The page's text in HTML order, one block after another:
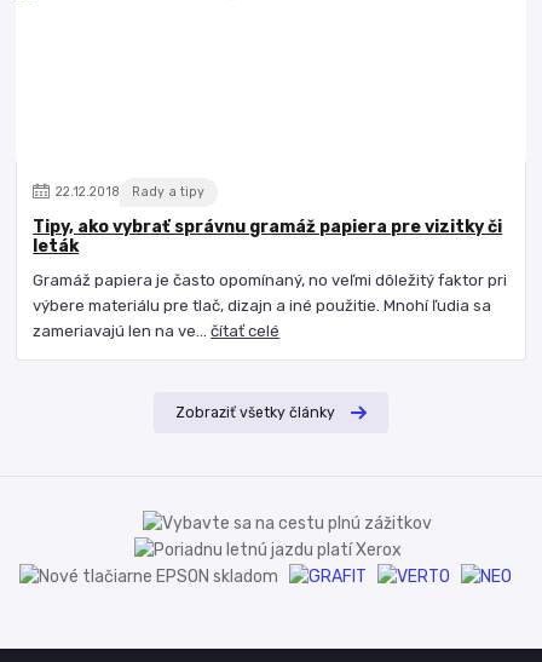
22.12.2018 Rady a tipy
Tipy, ako vybrať správnu gramáž papiera pre vizitky či
leták
Gramáž papiera je často opomínaný, no veľmi dôležitý faktor pri
výbere materiálu pre tlač, dizajn a iné použitie. Mnohí ľudia sa
zameriavajú len na ve...čítať celé
Zobraziť všetky články